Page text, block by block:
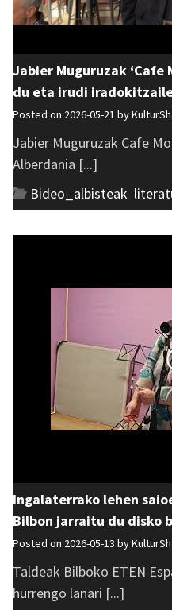
Jabier Muguruzak
du eta irudi
Posted on 2026-05-21 by
Jabier Muguruzak Cafe
Alberdania [...]
Bideo_albisteak
Ingalaterrako lehen
Bilbon jarraitu du disko
Posted on 2026-05-13 by
Taldeak Bilboko ETEN
hurrengo lanari [...]